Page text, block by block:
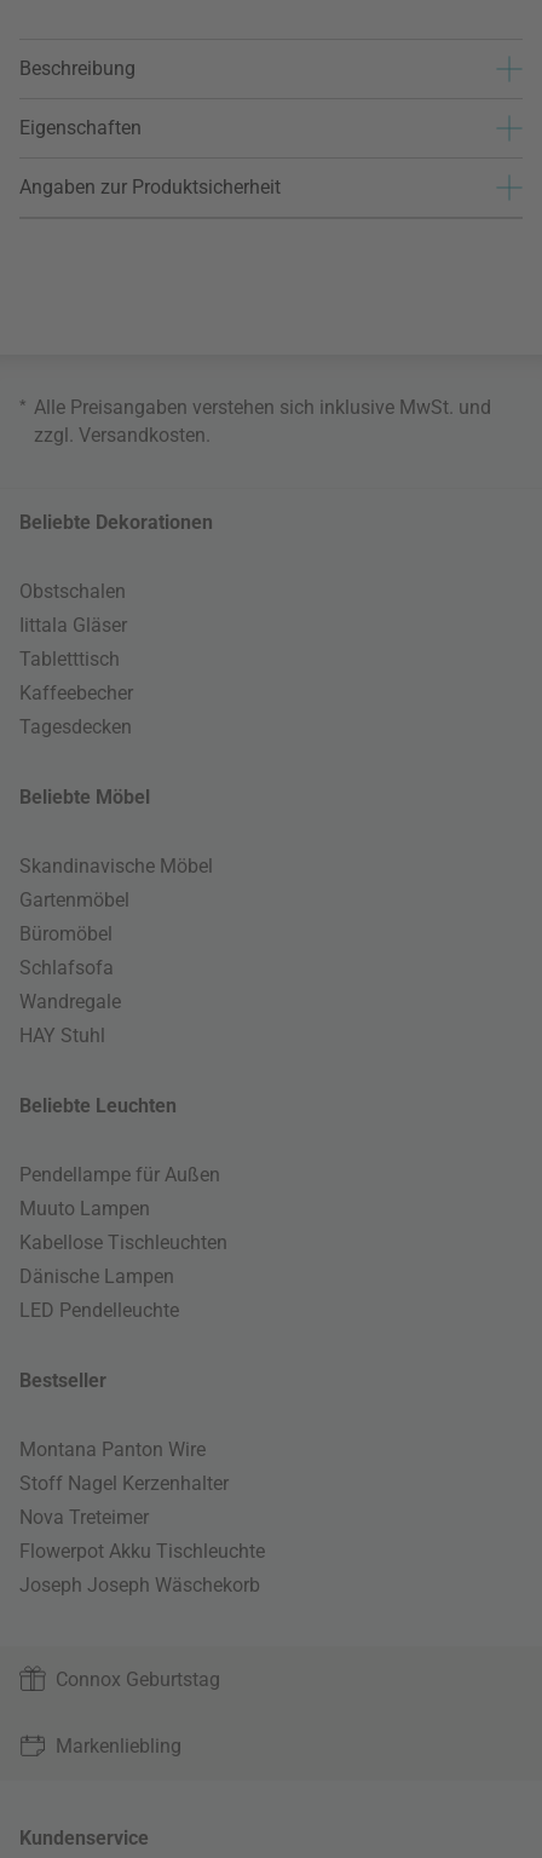
Beschreibung
Eigenschaften
Angaben zur Produktsicherheit
* Alle Preisangaben verstehen sich inklusive MwSt. und
zzgl. Versandkosten
Beliebte Dekorationen
Obstschalen
Iittala Gläser
Tabletttisch
Kaffeebecher
Tagesdecken
Beliebte Möbel
Skandinavische Möbel
Gartenmöbel
Büromöbel
Schlafsofa
Wandregale
HAY Stuhl
Beliebte Leuchten
Pendellampe für Außen
Muuto Lampen
Kabellose Tischleuchten
Dänische Lampen
LED Pendelleuchte
Bestseller
Montana Panton Wire
Stoff Nagel Kerzenhalter
Nova Treteimer
Flowerpot Akku Tischleuchte
Joseph Joseph Wäschekorb
Connox Geburtstag
Markenliebling
Kundenservice